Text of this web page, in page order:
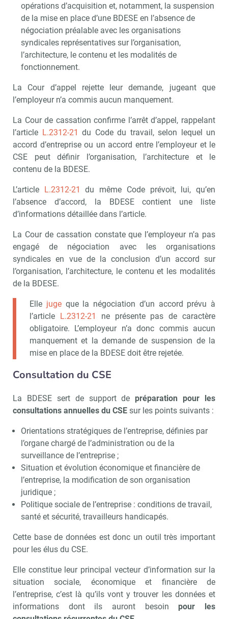
opérations d’acquisition et, notamment, la suspension
de la mise en place d’une BDESE en l’absence de
négociation préalable avec les organisations
syndicales représentatives sur l’organisation,
l’architecture, le contenu et les modalités de
fonctionnement.
La Cour d’appel rejette leur demande, jugeant que
l’employeur n’a commis aucun manquement.
La Cour de cassation confirme l’arrêt d’appel, rappelant
l’article L.2312-21 du Code du travail, selon lequel un
accord d’entreprise ou un accord entre l’employeur et le
CSE peut définir l’organisation, l’architecture et le
contenu de la BDESE.
L’article L.2312-21
du même Code prévoit, lui, qu’en
l’absence d’accord, la BDESE contient une liste
d’informations détaillée dans l’article.
La Cour de cassation constate que l’employeur n’a pas
engagé de négociation avec les organisations
syndicales en vue de la conclusion d’un accord sur
l’organisation, l’architecture, le contenu et les modalités
de la BDESE.
Elle jugeque la négociation d’un accord prévu à
l’article L.2312-21
ne présente pas de caractère
obligatoire. L’employeur n’a donc commis aucun
manquement et la demande de suspension de la
mise en place de la BDESE doit être rejetée.
Consultation du CSE
La BDESE sert de support de préparation pour les
consultations annuelles du CSE sur les points suivants :
Orientations stratégiques de l’entreprise, définies par
l’organe chargé de l’administration ou de la
surveillance de l’entreprise ;
Situation et évolution économique et financière de
l’entreprise, la modification de son organisation
juridique ;
Politique sociale de l’entreprise : conditions de travail,
santé et sécurité, travailleurs handicapés.
Cette base de données est donc un outil très important
pour les élus du CSE.
Elle constitue leur principal vecteur d’information sur la
situation sociale, économique et financière de
l’entreprise, c’est là qu’ils vont y trouver les données et
informations dont ils auront besoin pour les